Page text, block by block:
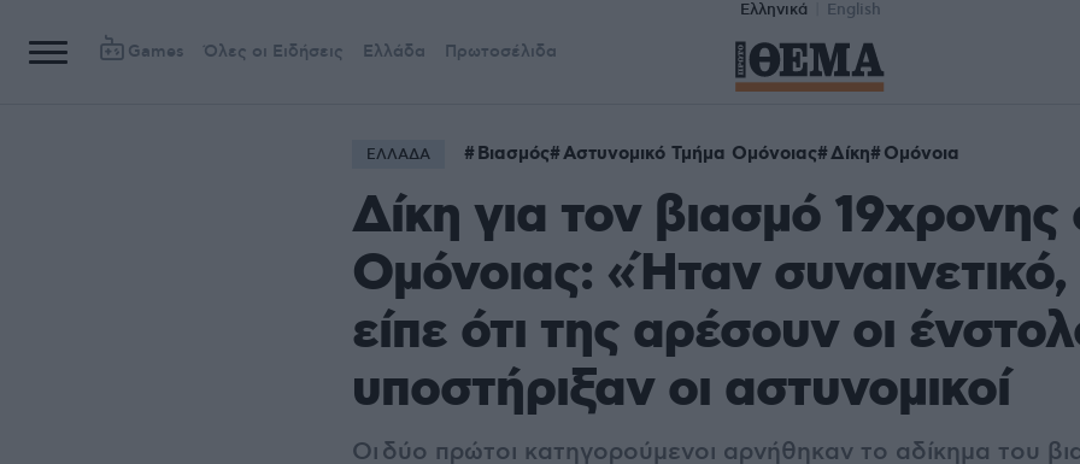
Ελληνικά English
Games Όλες οι Ειδήσεις Ελλάδα Πρωτοσέλιδα
ΕΛΛΑΔΑ Βιασμός Αστυνομικό Τμήμα Ομόνοιας Δίκη Ομόνοια
Δίκη για τον βιασμό
Ομόνοιας: «Ήταν
είπε ότι της αρέσουν οι
υποστήριξαν οι αστυνομικοί
Οι δύο πρώτοι κατηγορούμενοι αρνήθηκαν το αδίκημα του